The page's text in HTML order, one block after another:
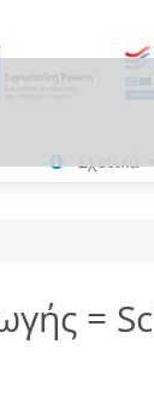
Σχετικά
=